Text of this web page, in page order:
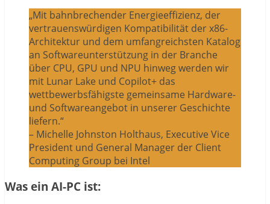
„Mit bahnbrechender Energieeffizienz, der
vertrauenswürdigen Kompatibilität der x86-
Architektur und dem umfangreichsten Katalog
an Softwareunterstützung in der Branche
über CPU, GPU und NPU hinweg werden wir
mit Lunar Lake und Copilot+ das
wettbewerbsfähigste gemeinsame Hardware-
und Softwareangebot in unserer Geschichte
liefern.“
– Michelle Johnston Holthaus, Executive Vice
President und General Manager der Client
Computing Group bei Intel
Was ein AI-PC ist: